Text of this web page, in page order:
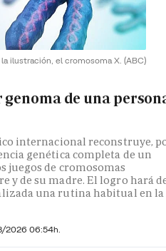
la ilustración, el cromosoma X. (ABC)
de una
internacional reconstruye,
genética completa de un
juegos de cromosomas
y de su madre. El logro hará
una rutina habitual en la
2026 06:54h.